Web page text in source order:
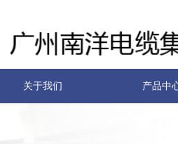
关于我们 产品中